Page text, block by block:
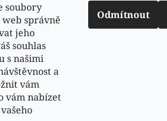
soubory
správně
jeho
souhlas
s našimi
a
vám
vám nabízet
Odmítnout